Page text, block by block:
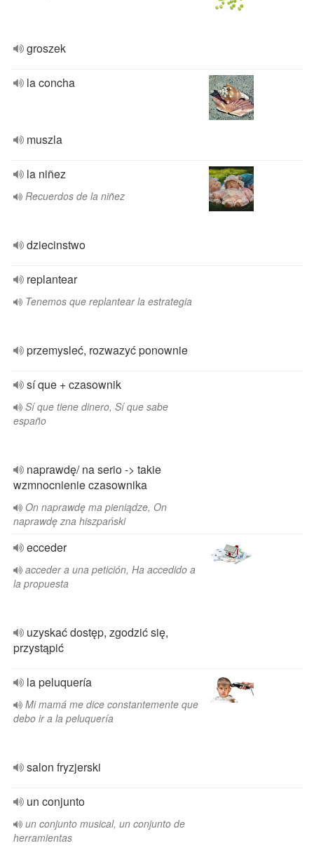
groszek
la concha
muszla
la niñez
Recuerdos de la niñez
dziecinstwo
replantear
Tenemos que replantear la estrategia
przemysleć, rozwazyć ponownie
sí que + czasownik
Sí que tiene dinero, Sí que sabe
españo
naprawdę/ na serio -> takie
wzmnocnienie czasownika
On naprawdę ma pieniądze, On
naprawdę zna hiszpański
ecceder
acceder a una petición, Ha accedido a
la propuesta
uzyskać dostęp, zgodzić się,
przystąpić
la peluquería
Mi mamá me dice constantemente que
debo ir a la peluquería
salon fryzjerski
un conjunto
un conjunto musical, un conjunto de
herramientas